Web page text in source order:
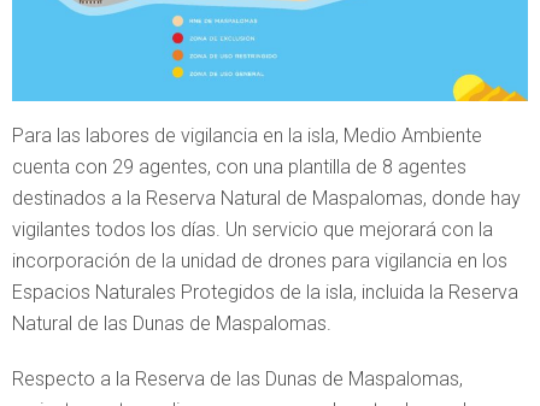
Para las labores de vigilancia en la isla, Medio Ambiente
cuenta con 29 agentes, con una plantilla de 8 agentes
destinados a la Reserva Natural de Maspalomas, donde hay
vigilantes todos los días. Un servicio que mejorará con la
incorporación de la unidad de drones para vigilancia en los
Espacios Naturales Protegidos de la isla, incluida la Reserva
Natural de las Dunas de Maspalomas.
Respecto a la Reserva de las Dunas de Maspalomas,